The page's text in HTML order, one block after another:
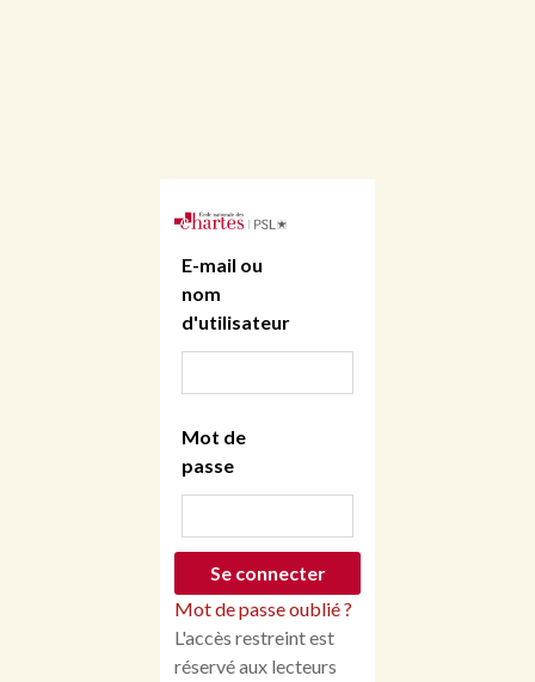
E-mail ou
nom
d'utilisateur
Mot de
passe
Mot de passe oublié ?
L'accès restreint est
réservé aux lecteurs